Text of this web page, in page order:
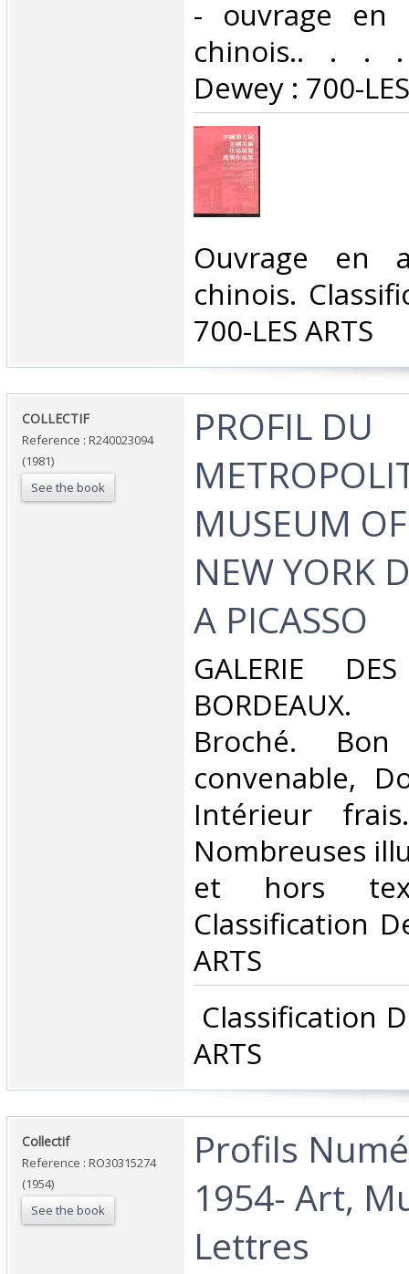
- ouvrage en
chinois.. . . .
Dewey : 700-
‎Ouvrage en
chinois.
700-LES ARTS‎
‎COLLECTIF‎
Reference : R240023094
(1981)
See the book
‎PROFIL DU
MUSEUM
NEW YORK
A PICASSO‎
‎GALERIE
Broché.
convenable,
Intérieur
Nombreuses
et hors
Classification
ARTS‎
Classification
ARTS‎
‎Collectif‎
Reference : RO30315274
(1954)
See the book
‎Profils
1954- Art,
Lettres‎